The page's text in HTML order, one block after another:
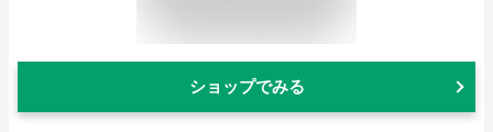
ショップでみる